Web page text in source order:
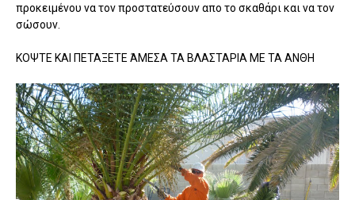
προκειμένου να τον προστατεύσουν απο το σκαθάρι και να τον
σώσουν.
ΚΟΨΤΕ ΚΑΙ ΠΕΤΑΞΕΤΕ ΆΜΕΣΑ ΤΑ ΒΛΑΣΤΑΡΙΑ ΜΕ ΤΑ ΑΝΘΗ